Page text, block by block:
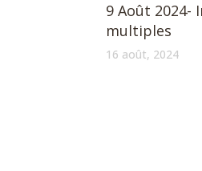
9 Août 2024-
multiples
16 août, 2024